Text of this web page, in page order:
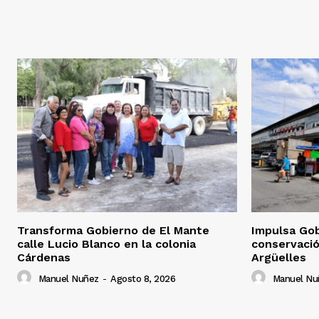
Transforma Gobierno de El Mante
calle Lucio Blanco en la colonia
Cárdenas
Manuel Nuñez - Agosto 8, 2026
Impulsa
Argüelles
Manuel